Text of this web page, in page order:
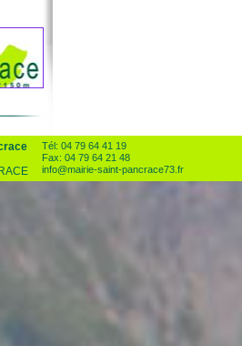
Tél: 04 79 64 41 19
Fax: 04 79 64 21 48
info@mairie-saint-pancrace73.fr